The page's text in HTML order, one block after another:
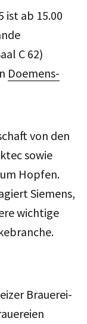
ist ab 15.00
C 62)
Doemens-
von den
sowie
Hopfen.
Siemens,
wichtige
Brauerei-